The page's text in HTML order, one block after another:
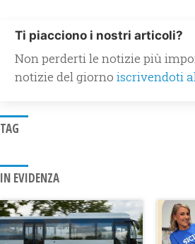
Ti piacciono i nostri articoli?
Non perderti le notizie più
notizie del giorno iscrivendoti
TAG
IN EVIDENZA